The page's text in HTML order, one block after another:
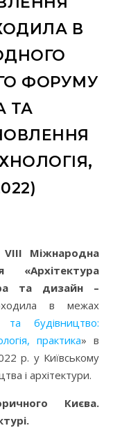
В
ФОРУМУ
ТА
VIII Міжнародна
«Архітектура
та дизайн –
в межах
та будівництво:
практика» в
р. у Київському
і архітектури.
Києва.